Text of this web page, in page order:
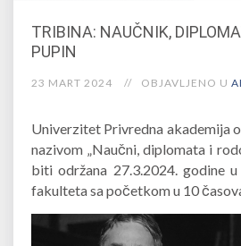
TRIBINA: NAUČNIK,
PUPIN
23 MART 2024 OBJAVLJENO U
Univerzitet Privredna akademija
nazivom „Naučni, diplomata i
biti održana 27.3.2024. godine
fakulteta sa početkom u 10